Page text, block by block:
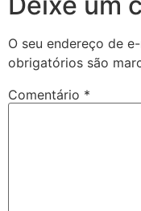
O seu endereço de
obrigatórios são
Comentário *